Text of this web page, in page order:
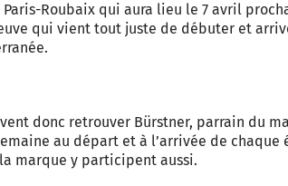
Paris-Roubaix qui aura lieu le 7 avril
qui vient tout juste de débuter et
donc retrouver Bürstner, parrain du
au départ et à l’arrivée de chaque
marque y participent aussi.